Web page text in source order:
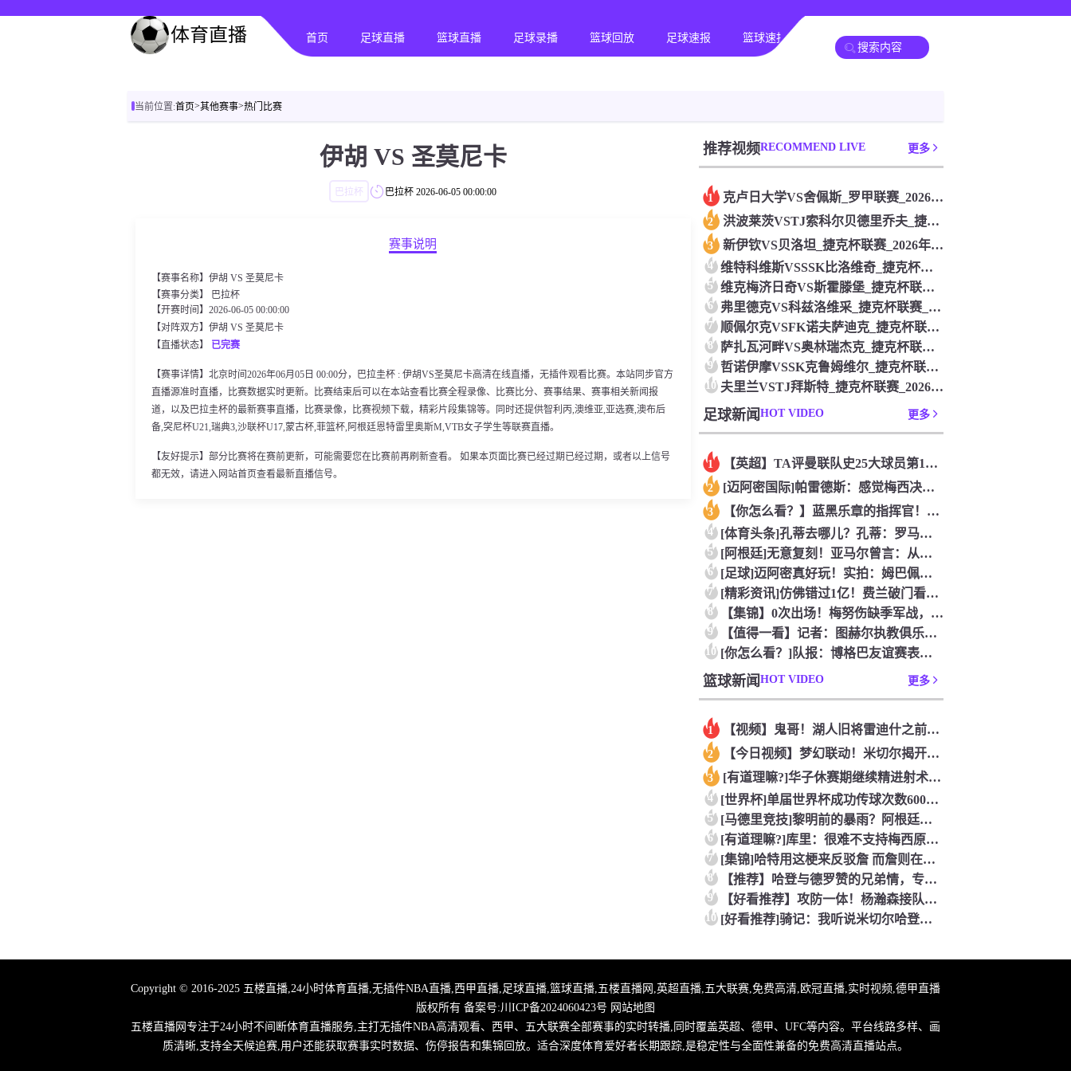
首页 足球直播 篮球直播 足球录播 篮球回放 足球速报 篮球速报 其他赛事
当前位置:首页>其他赛事>热门比赛
伊胡 VS 圣莫尼卡
巴拉杯 巴拉杯 2026-06-05 00:00:00
赛事说明
【赛事名称】伊胡 VS 圣莫尼卡
【赛事分类】
巴拉杯
【开赛时间】2026-06-05 00:00:00
【对阵双方】伊胡 VS 圣莫尼卡
【直播状态】 已完赛
【赛事详情】北京时间2026年06月05日 00:00分，巴拉圭杯 : 伊胡VS圣莫尼卡高清在线直播，无插件观看比赛。本站同步官方
直播源准时直播，比赛数据实时更新。比赛结束后可以在本站查看比赛全程录像、比赛比分、赛事结果、赛事相关新闻报
道，以及巴拉圭杯的最新赛事直播，比赛录像，比赛视频下载，精彩片段集锦等。同时还提供智利丙,澳维亚,亚选赛,澳布后
备,突尼杯U21,瑞典3,沙联杯U17,蒙古杯,菲篮杯,阿根廷恩特雷里奥斯M,VTB女子学生等联赛直播。
【友好提示】部分比赛将在赛前更新，可能需要您在比赛前再刷新查看。 如果本页面比赛已经过期已经过期，或者以上信号
都无效，请进入网站首页查看最新直播信号。
推荐视频RECOMMEND LIVE 更多
1 克卢日大学VS舍佩斯_罗甲联赛_2026年07月26日
2 洪波莱茨VSTJ索科尔贝德里乔夫_捷克杯联赛_2026年07
3 新伊钦VS贝洛坦_捷克杯联赛_2026年07月26日
4 维特科维斯VSSSK比洛维奇_捷克杯联赛_2026年07月2
5 维克梅济日奇VS斯霍滕堡_捷克杯联赛_2026年07月26日
6 弗里德克VS科兹洛维采_捷克杯联赛_2026年07月26日
7 顺佩尔克VSFK诺夫萨迪克_捷克杯联赛_2026年07月26
8 萨扎瓦河畔VS奥林瑞杰克_捷克杯联赛_2026年07月26日
9 哲诺伊摩VSSK克鲁姆维尔_捷克杯联赛_2026年07月26
10 夫里兰VSTJ拜斯特_捷克杯联赛_2026年07月26日
足球新闻 HOT VIDEO 更多
1 【英超】TA评曼联队史25大球员第12：“巴斯比宝贝”的绝佳
2 [迈阿密国际]帕雷德斯：感觉梅西决定了决赛是国家队最后一战，
3 【你怎么看？】蓝黑乐章的指挥官！优雅的波兰中场节拍器！
4 [体育头条]孔蒂去哪儿？孔蒂：罗马诺你小子给我管住嘴哈！
5 [阿根廷]无意复刻！亚马尔曾言：从没想过成为梅西，也不会穿他
6 [足球]迈阿密真好玩！实拍：姆巴佩和女友被路人拍到在夜店狂欢
7 [精彩资讯]仿佛错过1亿！费兰破门看台的西班牙传奇欢呼，拉莫
8 【集锦】0次出场！梅努伤缺季军战，整届1分钟没踢无缘世界杯首
9 【值得一看】记者：图赫尔执教俱乐部是淘汰赛专家，但在真正压力
10 [你怎么看？]队报：博格巴友谊赛表现不错 戈洛文可能加盟沙特
篮球新闻 HOT VIDEO 更多
1 【视频】鬼哥！湖人旧将雷迪什之前在立陶宛联赛大杀四方
2 【今日视频】梦幻联动！米切尔揭开安东内利的名字贴纸！
3 [有道理嘛?]华子休赛期继续精进射术！5个点位接球三分全部命
4 [世界杯]单届世界杯成功传球次数600+球员：罗德里本届75
5 [马德里竞技]黎明前的暴雨？阿根廷世界杯决赛前最后一堂训练课
6 [有道理嘛?]库里：很难不支持梅西原来库里也是梅西球迷！
7 [集锦]哈特用这梗来反驳詹 而詹则在开玩笑地强调0比3和1比
8 【推荐】哈登与德罗赞的兄弟情，专属硬汉的温情
9 【好看推荐】攻防一体！杨瀚森接队友传球双手大力灌篮&防守端再
10 [好看推荐]骑记：我听说米切尔哈登和詹姆斯保持联系 但招募不
Copyright © 2016-2025 五楼直播,24小时体育直播,无插件NBA直播,西甲直播,足球直播,篮球直播,五楼直播网,英超直播,五大联赛,免费高清,欧冠直播,实时视频,德甲直播
版权所有 备案号:川ICP备2024060423号 网站地图
五楼直播网专注于24小时不间断体育直播服务,主打无插件NBA高清观看、西甲、五大联赛全部赛事的实时转播,同时覆盖英超、德甲、UFC等内容。平台线路多样、画
质清晰,支持全天候追赛,用户还能获取赛事实时数据、伤停报告和集锦回放。适合深度体育爱好者长期跟踪,是稳定性与全面性兼备的免费高清直播站点。